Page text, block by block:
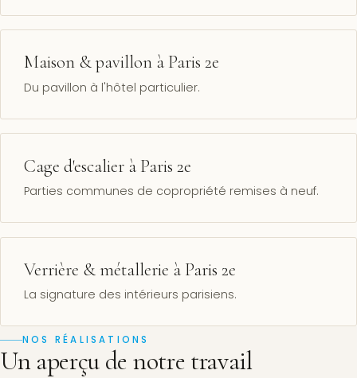
Maison & pavillon à Paris 2e
Du pavillon à l'hôtel particulier.
Cage d'escalier à Paris 2e
Parties communes de copropriété remises à neuf.
Verrière & métallerie à Paris 2e
La signature des intérieurs parisiens.
NOS RÉALISATIONS
Un aperçu de notre travail